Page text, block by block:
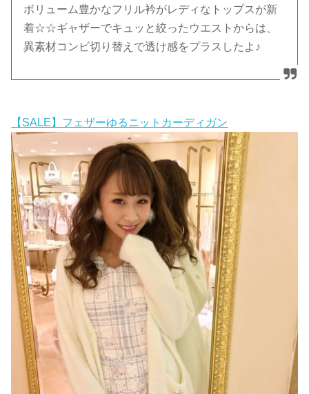
ボリューム豊かなフリル衿がレディなトップスが新
着☆☆ギャザーでキュッと絞ったウエストからは、
異素材コンビ切り替えで透け感をプラスしたよ♪
【SALE】フェザーゆるニットカーディガン